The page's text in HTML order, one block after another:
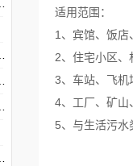
适用范围：
1、宾馆、饭店
2、住宅小区、
3、车站、飞机
4、工厂、矿山
5、与生活污水